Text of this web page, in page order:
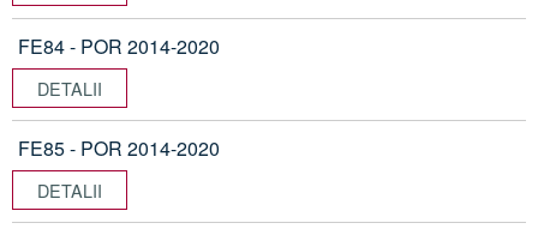
FE84 - POR 2014-2020
DETALII
FE85 - POR 2014-2020
DETALII